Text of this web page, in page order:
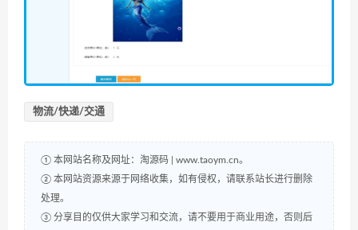
物流/快递/交通
① 本网站名称及网址：淘源码 | www.taoym.cn。
② 本网站资源来源于网络收集，如有侵权，请联系站长进行删除
处理。
③ 分享目的仅供大家学习和交流，请不要用于商业用途，否则后